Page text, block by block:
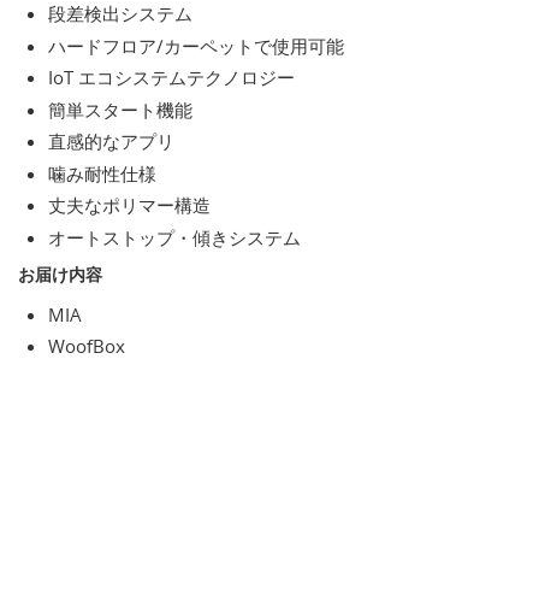
段差検出システム
ハードフロア/カーペットで使用可能
IoT エコシステムテクノロジー
簡単スタート機能
直感的なアプリ
噛み耐性仕様
丈夫なポリマー構造
オートストップ・傾きシステム
お届け内容
MIA
WoofBox